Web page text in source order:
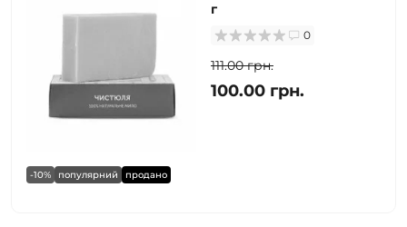
-10% популярний продано
г
0
111.00 грн.
100.00 грн.